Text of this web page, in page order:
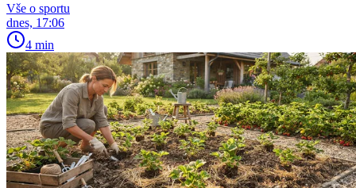
Vše o sportu
dnes, 17:06
4 min